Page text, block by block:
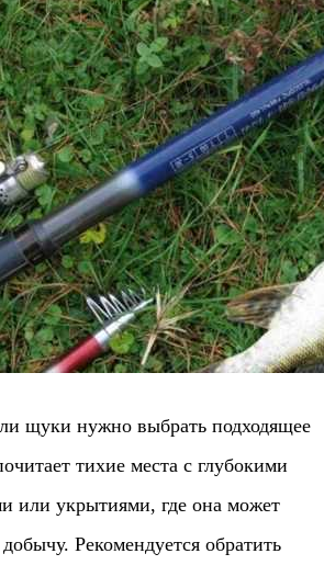
щуки нужно выбрать подходящее
тихие места с глубокими
или укрытиями, где она может
Рекомендуется обратить